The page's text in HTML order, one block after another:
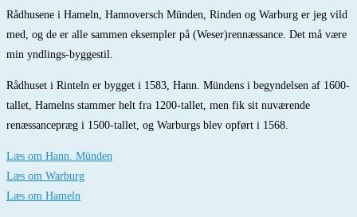
Rådhusene i Hameln, Hannoversch Münden, Rinden og Warburg er jeg vild
med, og de er alle sammen eksempler på (Weser)rennæssance. Det må være
min yndlings-byggestil.
Rådhuset i Rinteln er bygget i 1583, Hann. Mündens i begyndelsen af 1600-
tallet, Hamelns stammer helt fra 1200-tallet, men fik sit nuværende
renæssancepræg i 1500-tallet, og Warburgs blev opført i 1568.
Læs om Hann. Münden
Læs om Warburg
Læs om Hameln